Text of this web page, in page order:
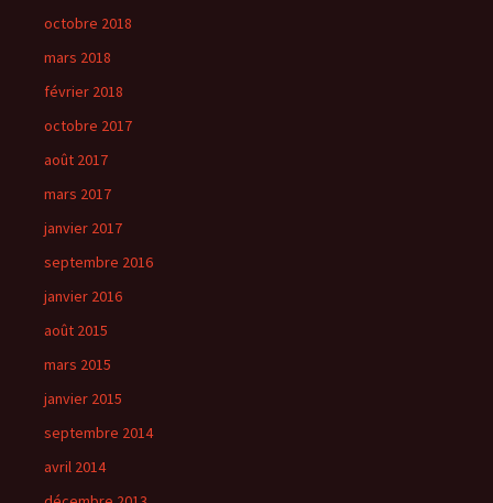
octobre 2018
mars 2018
février 2018
octobre 2017
août 2017
mars 2017
janvier 2017
septembre 2016
janvier 2016
août 2015
mars 2015
janvier 2015
septembre 2014
avril 2014